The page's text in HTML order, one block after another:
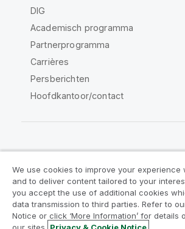
DIG
Academisch programma
Partnerprogramma
Carrières
Persberichten
Hoofdkantoor/contact
Juridische overeenkomsten
Productvoorwaarden
Legal Policies
Legal Policies
Gebruiksvoorwaarden
We use cookies to improve your experience
and to deliver content tailored to your
you accept the use of additional cookies
data transmission to third parties. Refer to
Notice or click ‘More Information’ for details